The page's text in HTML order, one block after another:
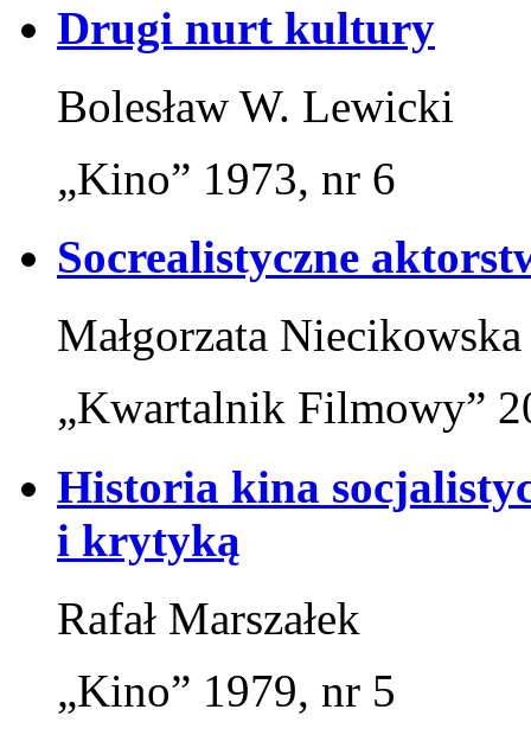
Drugi nurt kultury
Bolesław W. Lewicki
„Kino” 1973, nr 6
Socrealistyczne
Małgorzata Niecikowska
„Kwartalnik Filmowy”
Historia kina
i krytyką
Rafał Marszałek
„Kino” 1979, nr 5